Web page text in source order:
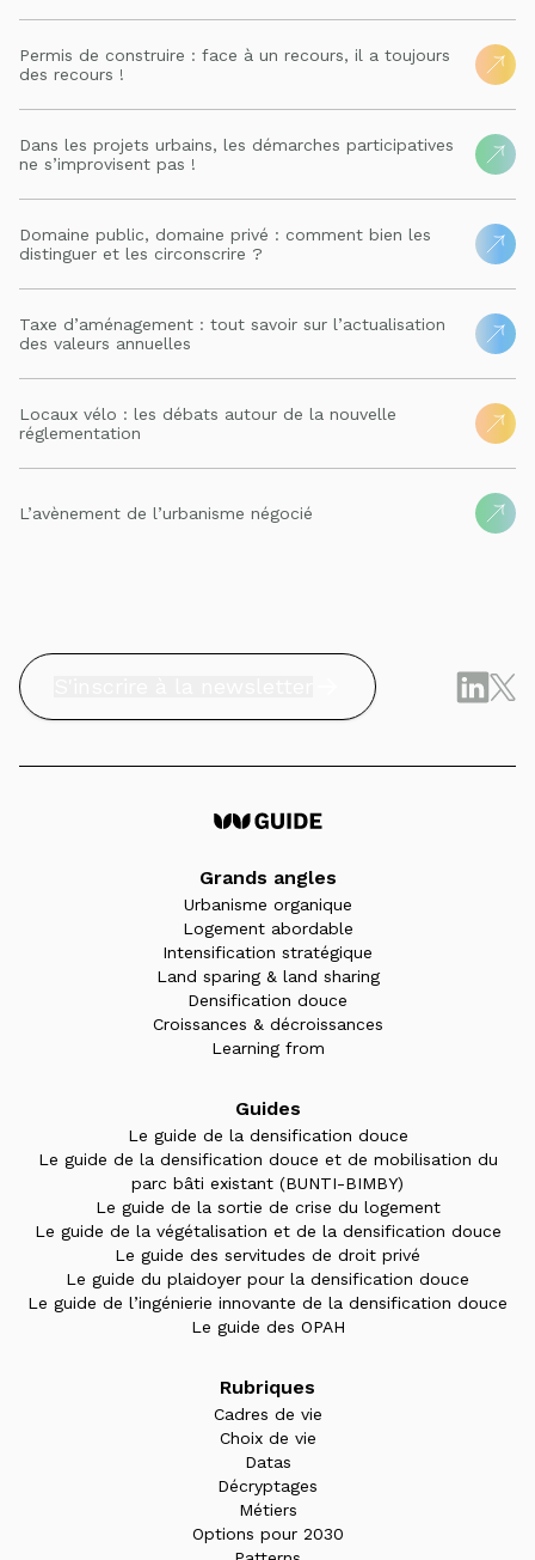
Permis de construire : face à un recours, il a toujours
des recours !
Dans les projets urbains, les démarches participatives
ne s’improvisent pas !
Domaine public, domaine privé : comment bien les
distinguer et les circonscrire ?
Taxe d’aménagement : tout savoir sur l’actualisation
des valeurs annuelles
Locaux vélo : les débats autour de la nouvelle
réglementation
L’avènement de l’urbanisme négocié
Grands angles
Urbanisme organique
Logement abordable
Intensification stratégique
Land sparing & land sharing
Densification douce
Croissances & décroissances
Learning from
Guides
Le guide de la densification douce
Le guide de la densification douce et de mobilisation du
parc bâti existant (BUNTI-BIMBY)
Le guide de la sortie de crise du logement
Le guide de la végétalisation et de la densification douce
Le guide des servitudes de droit privé
Le guide du plaidoyer pour la densification douce
Le guide de l’ingénierie innovante de la densification douce
Le guide des OPAH
Rubriques
Cadres de vie
Choix de vie
Datas
Décryptages
Métiers
Options pour 2030